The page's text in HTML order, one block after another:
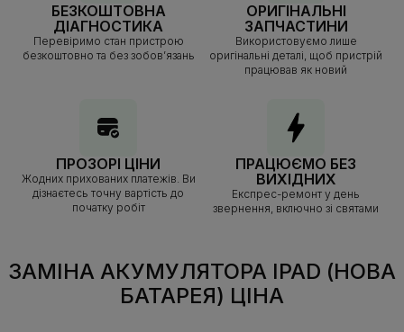
БЕЗКОШТОВНА
ДІАГНОСТИКА
Перевіримо стан пристрою
безкоштовно та без зобов’язань
ОРИГІНАЛЬНІ
ЗАПЧАСТИНИ
Використовуємо лише
оригінальні деталі, щоб пристрій
працював як новий
ПРОЗОРІ ЦІНИ
Жодних прихованих платежів. Ви
дізнаєтесь точну вартість до
початку робіт
ПРАЦЮЄМО БЕЗ
ВИХІДНИХ
Експрес-ремонт у день
звернення, включно зі святами
ЗАМІНА АКУМУЛЯТОРА IPAD (НОВА
БАТАРЕЯ) ЦІНА